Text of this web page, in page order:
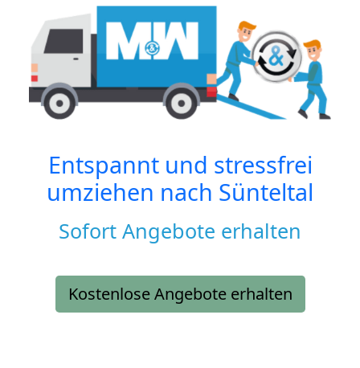
Entspannt und stressfrei
umziehen nach Sünteltal
Sofort Angebote erhalten
Kostenlose Angebote erhalten